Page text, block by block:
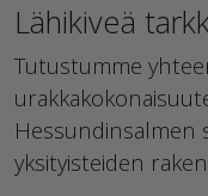
Lähikiveä
Tutustumme
Hessundinsalmen
yksityisteiden